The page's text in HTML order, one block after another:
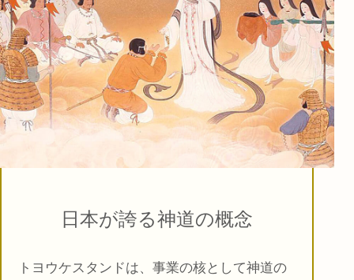
日本が誇る神道の概念
トヨウケスタンドは、事業の核として神道の